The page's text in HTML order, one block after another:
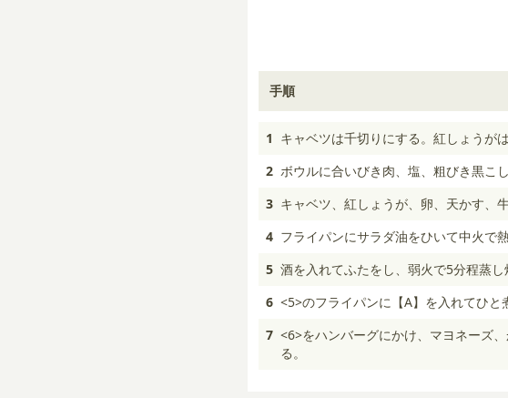
手順
1 キャベツは千切りにする。紅しょうが
2 ボウルに合いびき肉、塩、粗びき黒こ
3 キャベツ、紅しょうが、卵、天かす、
4 フライパンにサラダ油をひいて中火で
5 酒を入れてふたをし、弱火で5分程蒸
6 <5>のフライパンに【A】を入れてひと
7 <6>をハンバーグにかけ、マヨネーズ
る。